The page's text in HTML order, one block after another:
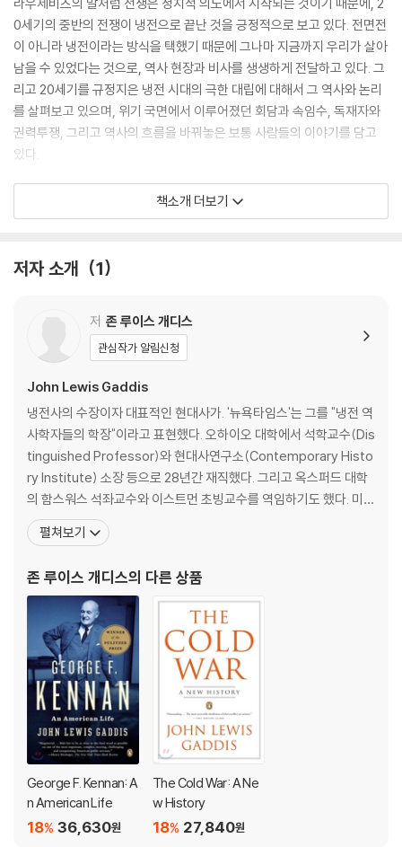
0세기의 중반의 전쟁이 냉전으로 끝난 것을 긍정적으로 보고 있다. 전면전
이 아니라 냉전이라는 방식을 택했기 때문에 그나마 지금까지 우리가 살아
남을 수 있었다는 것으로, 역사 현장과 비사를 생생하게 전달하고 있다. 그
리고 20세기를 규정지은 냉전 시대의 극한 대립에 대해서 그 역사와 논리
를 살펴보고 있으며, 위기 국면에서 이루어졌던 회담과 속임수, 독재자와
권력투쟁, 그리고 역사의 흐름을 바꿔놓은 보통 사람들의 이야기를 담고
있다.
In 1950, when Joseph Stalin, Mao Zedong, Ho Chi Minh and Kim
Il-Sung met in Moscow to discuss the future, they had reason
ere on the offensive: Stalin was at the height of his power; all
o's forces had assumed control over the world's most populo
us country. Everywhere on the globe, colonialism left the Wes
s, which saw severe economic depression, two world wars, a
nearly successful attempt to wipe out the Jews, and the inve
ntion of weapons capable of wiping out everyone, was one of
worst fears confirmed, and there seemed as of 1950 little sig
n, at least to the West, that the next fifty years would be any l
ess dark.
In fact, of course, the century's end brought the widespread t
enemies. How did this happen? How did fear become hope? I
n The Cold War, John Lewis Gaddis makes a major contributio
n to our understanding of this epochal story. Beginning with W
orld War II and ending with the collapse of the Soviet Union, he
provides a thrilling account of the strategic dynamics that dro
ve the age, rich with illuminating portraits of its major personal
ities and much fresh insight into its most crucial events. The fi
rst significant distillation of cold war scholarship for a general r
eadership, The Cold War contains much new and often startlin
g information drawn from newly opened Soviet, East Europea
n, and Chinese archives. Now, as America once again finds itse
lf in a global confrontation with an implacable ideological ene
책소개 더보기
저자 소개 1
저 존 루이스 개디스
관심작가 알림신청
John Lewis Gaddis
냉전사의 수장이자 대표적인 현대사가. '뉴욕타임스'는 그를 "냉전 역
사학자들의 학장"이라고 표현했다. 오하이오 대학에서 석학교수(Dis
tinguished Professor)와 현대사연구소(Contemporary Histo
ry Institute) 소장 등으로 28년간 재직했다. 그리고 옥스퍼드 대학
의 함스워스 석좌교수와 이스트먼 초빙교수를 역임하기도 했다. 미국
국제관계사학회(SHAFR) 회장을 지냈으며, 현재 예일 대학 사학과
의 로버트 러빗(Robert A. Lovett) 석좌교수이자 냉전 국제사 프
이오 대학,
펼쳐보기
존 루이스 개디스의 다른 상품
George F. Kennan: A
n American Life
36,630원
18%
The Cold War: A Ne
w History
27,840원
18%